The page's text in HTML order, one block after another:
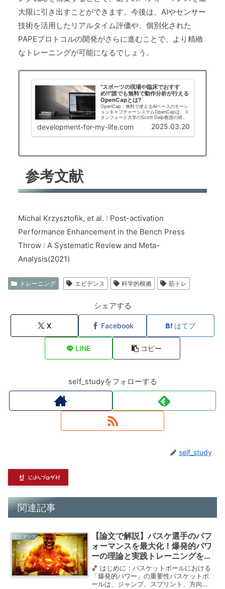
大限に引き出すことができます。今後は、AIやセンサー
技術を活用したリアルタイム評価や、個別化された
PAPEプロトコルの開発がさらに進むことで、より精緻
なトレーニングが可能になるでしょう。
"スポーツの現場や臨床でおすす
め‼"誰でも無料で動作分析が行える
OpenCapとは?
OpenCap：無料で使えるAIベースのモーシ
ョンキャプチャーシステムOpenCapは、ス
タンフォード大学のScott Delp教授の研究
グループによって開発された、クラウドベ
ースのマーカーレス・モーションキャプチ
development-for-my-life.com 2025.03.20
参考文献
Michal Krzysztofik, et al. : Post-activation
Performance Enhancement in the Bench Press
Throw : A Systematic Review and Meta-
Analysis(2021)
トレーニング エビデンス 科学的根拠 筋トレ
シェアする
X Facebook はてブ
LINE コピー
self_studyをフォローする
self_study
関連記事
エビデンス
【論文で解説】バスケ選手のパフ
ォーマンスを最大化！爆発的パワ
ーの理論と実践トレーニングを徹
底解説
🏀 はじめに：バスケットボールにおける
「爆発的パワー」の重要性バスケットボ
ールは、ジャンプ、スプリント、方向転